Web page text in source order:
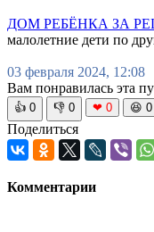
ДОМ РЕБЁНКА ЗА
малолетние дети по
03 февраля 2024, 12:08
Вам понравилась эта
👍 0 👎 0 ❤ 0 😆 0
Поделиться
Комментарии